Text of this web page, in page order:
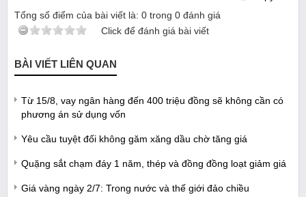
Tổng số điểm của bài viết là: 0 trong 0 đánh giá
Click để đánh giá bài viết
BÀI VIẾT LIÊN QUAN
Từ 15/8, vay ngân hàng đến 400 triệu đồng sẽ không cần có
phương án sử dụng vốn
Yêu cầu tuyệt đối không găm xăng dầu chờ tăng giá
Quặng sắt chạm đáy 1 năm, thép và đồng đồng loạt giảm giá
Giá vàng ngày 2/7: Trong nước và thế giới đảo chiều